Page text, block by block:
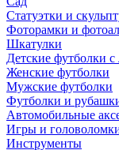
Статуэтки и
Фоторамки и
Шкатулки
Детские футболки
Женские футболки
Мужские футболки
Футболки и
Автомобильные
Игры и
Инструменты